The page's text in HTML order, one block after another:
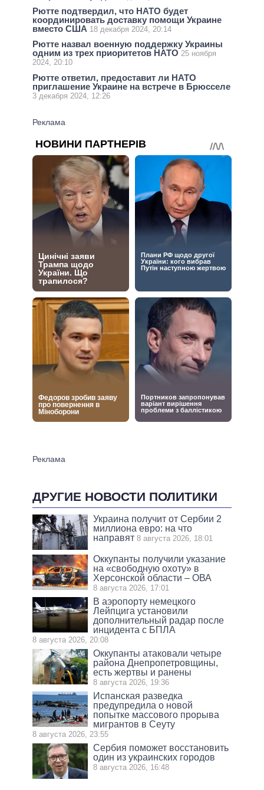
Рютте подтвердил, что НАТО будет
координировать доставку помощи Украине
вместо США 18 декабря 2024, 20:14
Рютте назвал военную поддержку Украины
одним из трех приоритетов НАТО 25 ноября
2024, 20:10
Рютте ответил, предоставит ли НАТО
приглашение Украине на встрече в Брюсселе
3 декабря 2024, 12:26
ДРУГИЕ НОВОСТИ ПОЛИТИКИ
Украина получит от Сербии 2
миллиона евро: на что
направят 8 августа 2026, 18:01
Оккупанты получили указание
на «свободную охоту» в
Херсонской области – ОВА
8 августа 2026, 17:01
В аэропорту немецкого
Лейпцига установили
дополнительный радар после
инцидента с БПЛА
8 августа 2026, 20:08
Оккупанты атаковали четыре
района Днепропетровщины,
есть жертвы и ранены
8 августа 2026, 19:36
Испанская разведка
предупредила о новой
попытке массового прорыва
мигрантов в Сеуту
8 августа 2026, 23:55
Сербия поможет восстановить
один из украинских городов
8 августа 2026, 16:48